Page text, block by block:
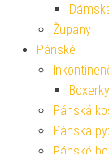
Župany
Pánské
Boxerky
Pánská
Pánská
Pánské